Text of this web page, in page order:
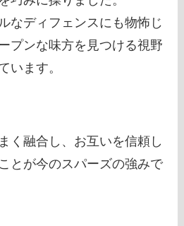
なディフェンスにも物怖じ
プンな味方を見つける視野
います。
く融合し、お互いを信頼し
とが今のスパーズの強みで